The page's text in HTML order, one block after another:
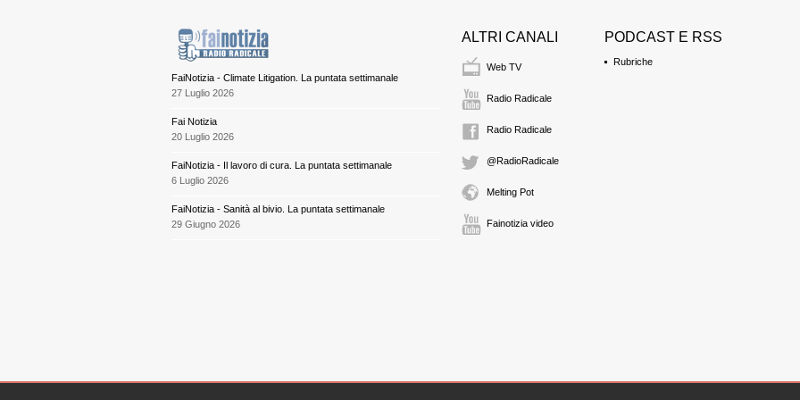
FaiNotizia - Climate Litigation. La puntata settimanale
27 Luglio 2026
Fai Notizia
20 Luglio 2026
FaiNotizia - Il lavoro di cura. La puntata settimanale
6 Luglio 2026
FaiNotizia - Sanità al bivio. La puntata settimanale
29 Giugno 2026
ALTRI CANALI
Web TV
Radio Radicale
Radio Radicale
@RadioRadicale
Melting Pot
Fainotizia video
PODCAST E RSS
Rubriche